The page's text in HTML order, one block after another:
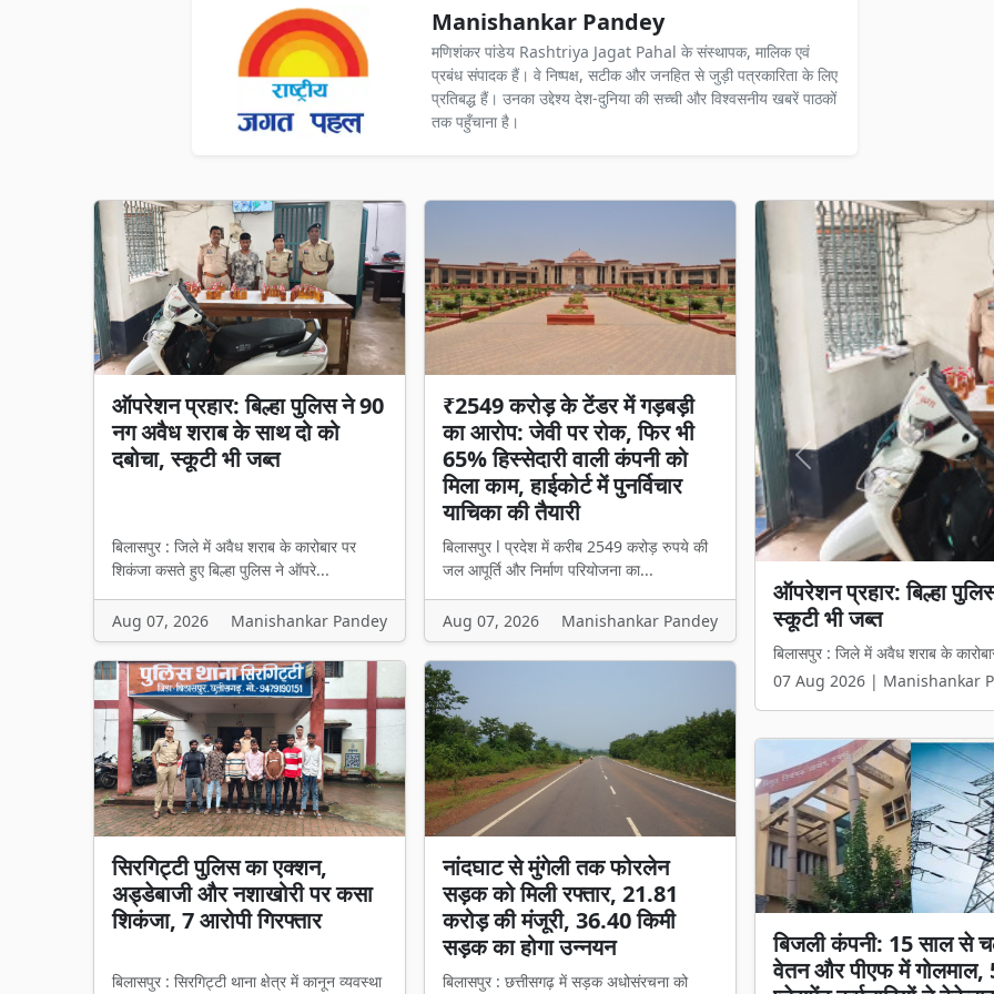
Manishankar Pandey
मणिशंकर पांडेय Rashtriya Jagat Pahal के संस्थापक, मालिक एवं
प्रबंध संपादक हैं। वे निष्पक्ष, सटीक और जनहित से जुड़ी पत्रकारिता के लिए
प्रतिबद्ध हैं। उनका उद्देश्य देश-दुनिया की सच्ची और विश्वसनीय खबरें पाठकों
तक पहुँचाना है।
ऑपरेशन प्रहार: बिल्हा पुलिस ने 90
नग अवैध शराब के साथ दो को
दबोचा, स्कूटी भी जब्त
बिलासपुर : जिले में अवैध शराब के कारोबार पर
शिकंजा कसते हुए बिल्हा पुलिस ने ऑपरे...
Aug 07, 2026 Manishankar Pandey
₹2549 करोड़ के टेंडर में गड़बड़ी
का आरोप: जेवी पर रोक, फिर भी
65% हिस्सेदारी वाली कंपनी को
मिला काम, हाईकोर्ट में पुनर्विचार
याचिका की तैयारी
बिलासपुर l प्रदेश में करीब 2549 करोड़ रुपये की
जल आपूर्ति और निर्माण परियोजना का...
Aug 07, 2026 Manishankar Pandey
सिरगिट्टी पुलिस का एक्शन,
अड्डेबाजी और नशाखोरी पर कसा
शिकंजा, 7 आरोपी गिरफ्तार
बिलासपुर : सिरगिट्टी थाना क्षेत्र में कानून व्यवस्था
नांदघाट से मुंगेली तक फोरलेन
सड़क को मिली रफ्तार, 21.81
करोड़ की मंजूरी, 36.40 किमी
सड़क का होगा उन्नयन
बिलासपुर : छत्तीसगढ़ में सड़क अधोसंरचना को
₹2549 करोड़ के टेंडर में
हिस्सेदारी वाली कंपनी को
बिलासपुर l प्रदेश में करीब 2549 करोड़
07 Aug 2026 | Manishankar
Previous
बिजली कंपनी: 15 साल से
वेतन और पीएफ में गोलमाल,